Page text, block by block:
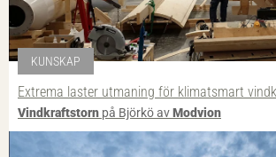
KUNSKAP
Extrema laster utmaning för klimatsmart
Vindkraftstorn på Björkö avModvion